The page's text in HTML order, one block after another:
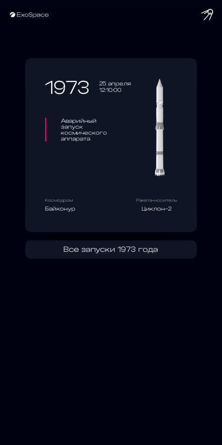
1973
25 апреля
12:10:00
Аварийный
запуск
космического
аппарата
Космодром
Байконур
Ракета-носитель
Циклон-2
Все запуски 1973 года